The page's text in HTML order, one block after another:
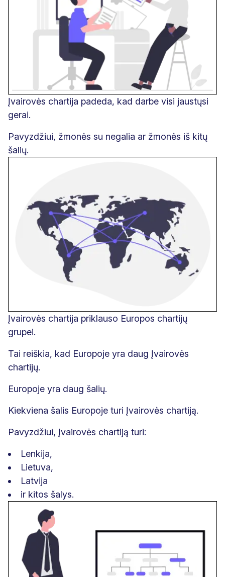
Įvairovės chartija padeda, kad darbe visi jaustųsi
gerai.
Pavyzdžiui, žmonės su negalia ar žmonės iš kitų
šalių.
Įvairovės chartija priklauso Europos chartijų
grupei.
Tai reiškia, kad Europoje yra daug Įvairovės
chartijų.
Europoje yra daug šalių.
Kiekviena šalis Europoje turi Įvairovės chartiją.
Pavyzdžiui, Įvairovės chartiją turi:
Lenkija,
Lietuva,
Latvija
ir kitos šalys.